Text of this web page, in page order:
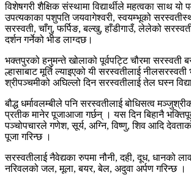
विशेषगरी शैक्षिक संस्थामा विद्यार्थीले महत्वका साथ यो
उपत्यकाका पशुपति जयवागेश्वरी, स्वयम्भूको
सरस्वती, चाँगु, फर्पिङ, बल्खु, हाँडीगाउँ, लेलेको
दर्शन गर्नेको भीड लाग्दछ।
भक्तपुरको हनुमन्ते खोलाको पूर्वपट्टि चौरमा सरस्वती
ल्हासाबाट मूर्ति ल्याइएको यी सरस्वतीलाई
श्रीपञ्चमीको अघिल्लो दिन सरस्वतीलाई तेल घस्न
बौद्ध धर्मावलम्बीले पनि सरस्वतीलाई बोधिसत्व
प्रतीक मानेर पूजाआजा गर्छन् । यस दिन बिहानै
पञ्चोपचारले गणेश, सूर्य, अग्नि, विष्णु, शिव आदि
पूजा गरिन्छ ।
सरस्वतीलाई नैवेद्यका रुपमा नौनी, दही, दूध, धानको
नरिवलको जल, मूला, बयर, बेल, अदुवा अर्पण गरिन्छ ।